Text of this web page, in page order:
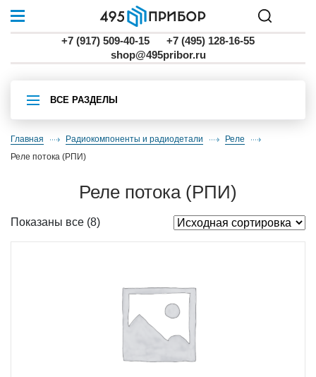
+7 (917) 509-40-15
+7 (495) 128-16-55
shop@495pribor.ru
ВСЕ РАЗДЕЛЫ
Главная Радиокомпоненты и радиодетали
реле
реле потока (РПИ)
реле потока (РПИ)
Показаны все (8)